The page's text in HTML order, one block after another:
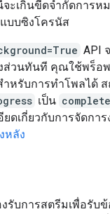
ะเกินขีดจำกัดการห
แบบซิงโครนัส
API
ส่วนทันที คุณใช้พร็อ
หรับการทำโพลได้
เป็น
ดเกี่ยวกับการจัดการ
หลัง
งรับการสตรีมเพื่อรับ